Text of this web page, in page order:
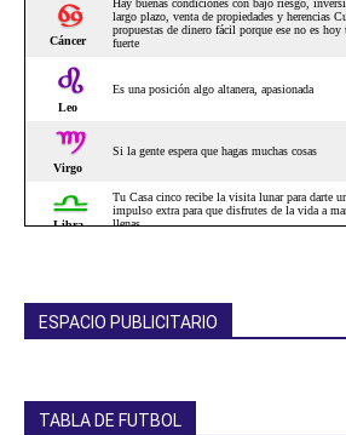
ESPACIO PUBLICITARIO
TABLA DE FUTBOL